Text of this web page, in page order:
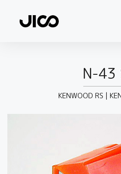
N-43
KENWOOD RS |